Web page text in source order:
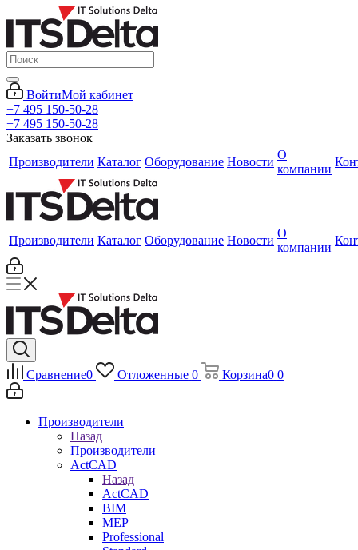
ВойтиМой кабинет
+7 495 150-50-28
+7 495 150-50-28
Заказать звонок
Производители Каталог Оборудование Новости
О
компании
Производители Каталог Оборудование Новости
О
компании
Сравнение0 Отложенные 0 Корзина0 0
Производители
Назад
Производители
ActCAD
Назад
ActCAD
BIM
MEP
Professional